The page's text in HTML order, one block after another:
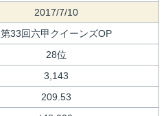
2017/7/10
第33回六甲クイーンズOP
28位
3,143
209.53